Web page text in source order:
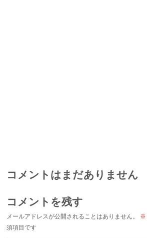
コメントはまだありません
コメントを残す
メールアドレスが公開されることはありません。 ※
須項目です